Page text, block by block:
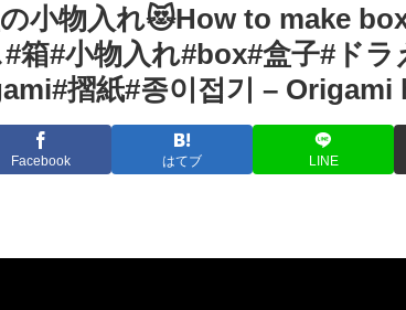
の小物入れ😻How to make
#箱#小物入れ#box#盒子#ド
摺紙#종이접기 – Origami
Facebook はてブ LINE